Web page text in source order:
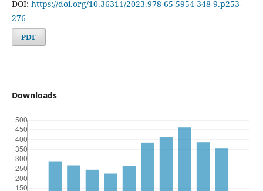
DOI: https://doi.org/10.36311/2023.978-65-5954-348-9.p253-
276
PDF
Downloads